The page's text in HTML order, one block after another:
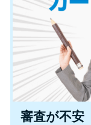
便利
審査が不安